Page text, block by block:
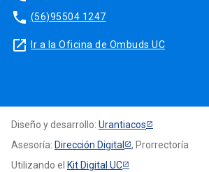
phone (56)95504 1247
launch Ir a la Oficina de Ombuds UC
Diseño y desarrollo: Urantiacos
Asesoría: Dirección Digital
, Prorrectoría
Utilizando el Kit Digital UC